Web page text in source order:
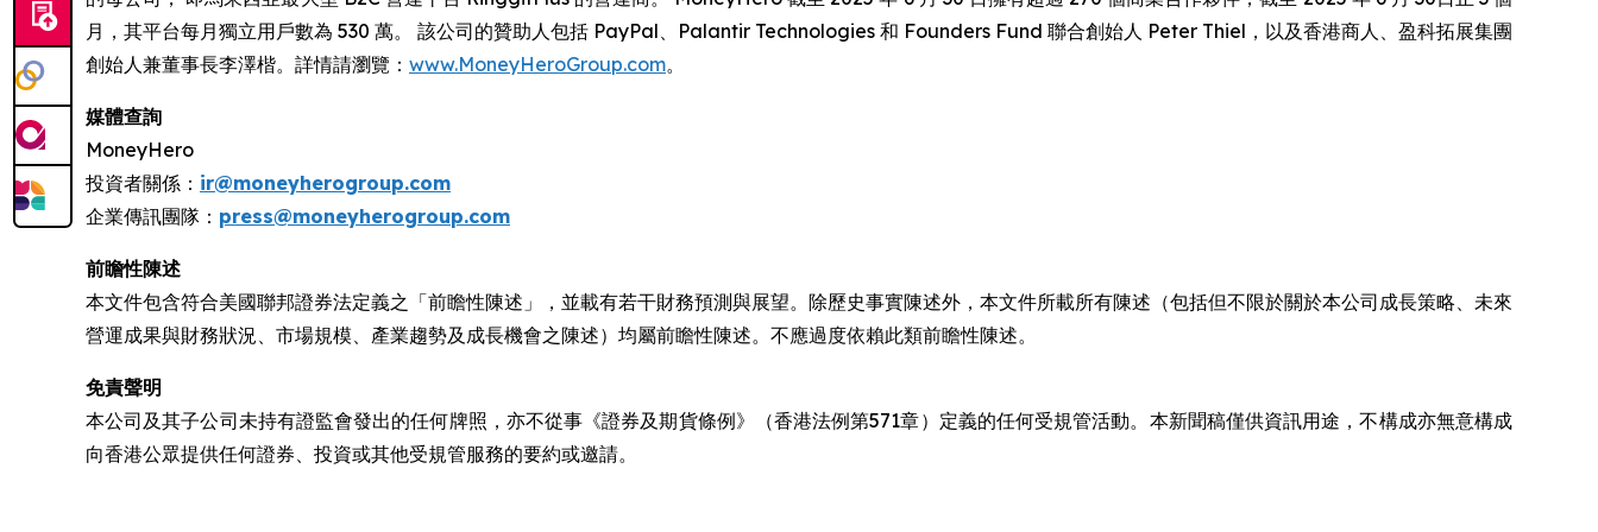
月，其平台每月獨立用戶數為 530 萬。 該公司的贊助人包括 PayPal、Palantir Technologies 和 Founders Fund 聯合創始人 Peter Thiel，以及香港商人、盈科拓展集團
創始人兼董事長李澤楷。詳情請瀏覽： www.MoneyHeroGroup.com。
媒體查詢
MoneyHero
投資者關係： ir@moneyherogroup.com
企業傳訊團隊： press@moneyherogroup.com
前瞻性陳述
本文件包含符合美國聯邦證券法定義之「前瞻性陳述」，並載有若干財務預測與展望。除歷史事實陳述外，本文件所載所有陳述（包括但不限於關於本公司成長策略、未來
營運成果與財務狀況、市場規模、產業趨勢及成長機會之陳述）均屬前瞻性陳述。不應過度依賴此類前瞻性陳述。
免責聲明
本公司及其子公司未持有證監會發出的任何牌照，亦不從事《證券及期貨條例》（香港法例第571章）定義的任何受規管活動。本新聞稿僅供資訊用途，不構成亦無意構成
向香港公眾提供任何證券、投資或其他受規管服務的要約或邀請。